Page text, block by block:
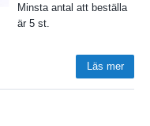
Minsta antal att beställa
är 5 st.
Läs mer